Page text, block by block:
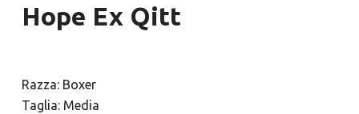
Hope Ex Qitt
Razza: Boxer
Taglia: Media